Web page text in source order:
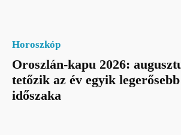
Horoszkóp
Oroszlán-kapu 2026:
tetőzik az év egyik
időszaka